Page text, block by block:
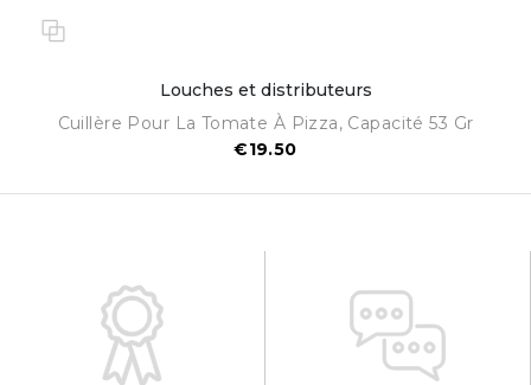
Louches et distributeurs
Cuillère Pour La Tomate À Pizza, Capacité 53 Gr
€19.50